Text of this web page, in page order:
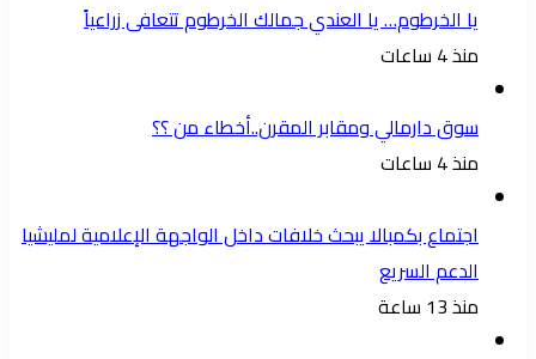
استطاع
المعادلة.
العصابات،
يا الخرطوم… يا العندي جمالك الخرطوم تتعافى زراعياً
منذ 4 ساعات
سوق دارمالي ومقابر المقرن..أخطاء من ؟؟
منذ 4 ساعات
اجتماع بكمبالا يبحث خلافات داخل الواجهة الإعلامية لمليشيا
الدعم السريع
منذ 13 ساعة